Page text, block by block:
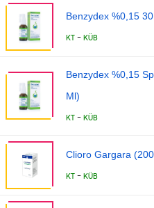
Benzydex %0,15
KT - KÜB
Benzydex %0,15
Ml)
KT - KÜB
Clioro Gargara
KT - KÜB